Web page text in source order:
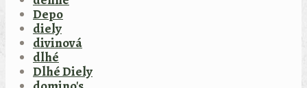
Depo
diely
divinová
dlhé
Dlhé Diely